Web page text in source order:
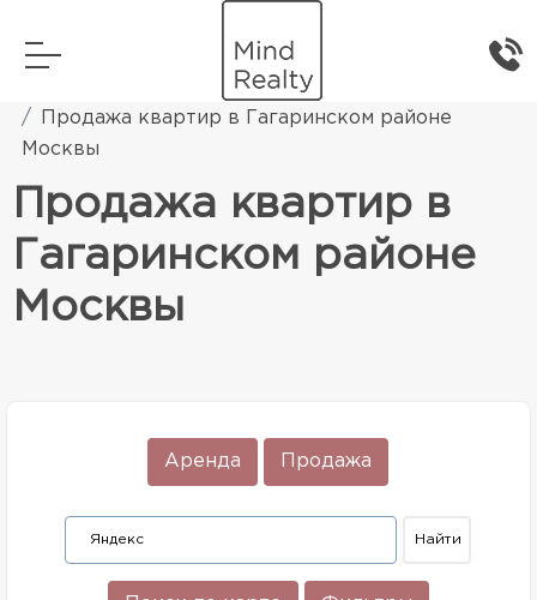
Элитная жилая недвижимость
Продажа квартир в Гагаринском районе
Москвы
Продажа квартир в
Гагаринском районе
Москвы
Аренда Продажа